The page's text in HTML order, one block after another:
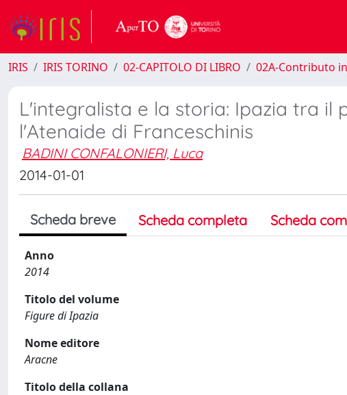
IRIS IRIS TORINO 02-CAPITOLO DI LIBRO 02A-Contributo
L'integralista e la storia: Ipazia tra il
l'Atenaide di Franceschinis
BADINI CONFALONIERI, Luca
2014-01-01
Scheda breve Scheda completa Scheda
Anno
2014
Titolo del volume
Figure di Ipazia
Nome editore
Aracne
Titolo della collana